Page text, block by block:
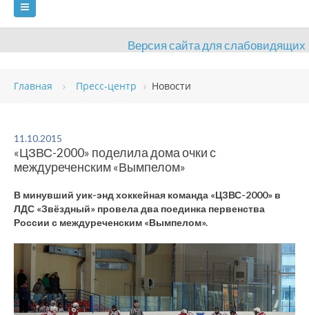
Версия сайта для слабовидящих
ГЛАВНАЯ
ВИДЫ СПОРТА
ОБЪЕКТЫ ДОКУМЕНТЫ ПРЕСС-ЦЕНТР
ОЦЕНКА КАЧЕСТВА ОБРАЗОВАНИЯ ВАКАНСИИ
ПЛАТНЫЕ УСЛУГИ КОНТАКТЫ
Главная Пресс-центр Новости
11.10.2015
«ЦЗВС-2000» поделила дома очки с
междуреченским «Вымпелом»
В минувший уик-энд хоккейная команда «ЦЗВС-2000» в
ЛДС «Звёздный» провела два поединка первенства
России с междуреченским «Вымпелом».